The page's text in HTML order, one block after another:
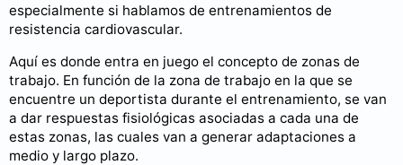
especialmente si hablamos de entrenamientos de
resistencia cardiovascular.
Aquí es donde entra en juego el concepto de zonas de
trabajo. En función de la zona de trabajo en la que se
encuentre un deportista durante el entrenamiento, se van
a dar respuestas fisiológicas asociadas a cada una de
estas zonas, las cuales van a generar adaptaciones a
medio y largo plazo.